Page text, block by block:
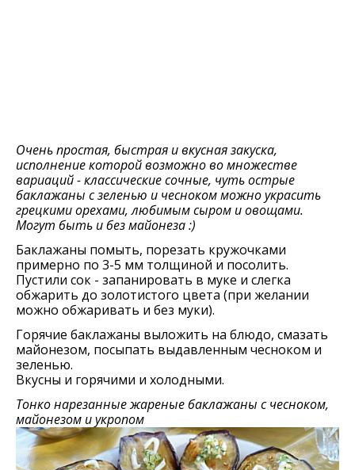
Очень простая, быстрая и вкусная закуска,
исполнение которой возможно во множестве
вариаций - классические сочные, чуть острые
баклажаны с зеленью и чесноком можно украсить
грецкими орехами, любимым сыром и овощами.
Могут быть и без майонеза :)
Баклажаны помыть, порезать кружочками
примерно по 3-5 мм толщиной и посолить.
Пустили сок - запанировать в муке и слегка
обжарить до золотистого цвета (при желании
можно обжаривать и без муки).
Горячие баклажаны выложить на блюдо, смазать
майонезом, посыпать выдавленным чесноком и
зеленью.
Вкусны и горячими и холодными.
Тонко нарезанные жареные баклажаны с чесноком,
майонезом и укропом